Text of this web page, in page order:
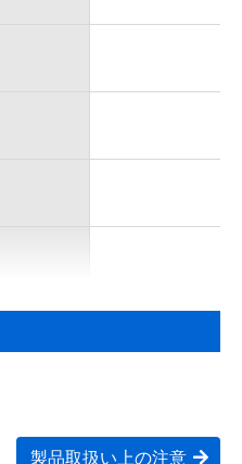
製品取扱い上の注意